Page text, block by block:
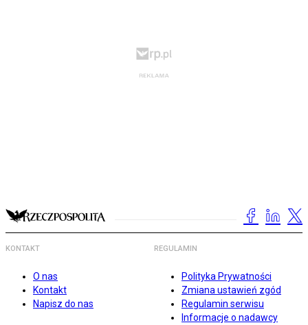
KONTAKT
O nas
Kontakt
Napisz do nas
REGULAMIN
Polityka Prywatności
Zmiana ustawień zgód
Regulamin serwisu
Informacje o nadawcy